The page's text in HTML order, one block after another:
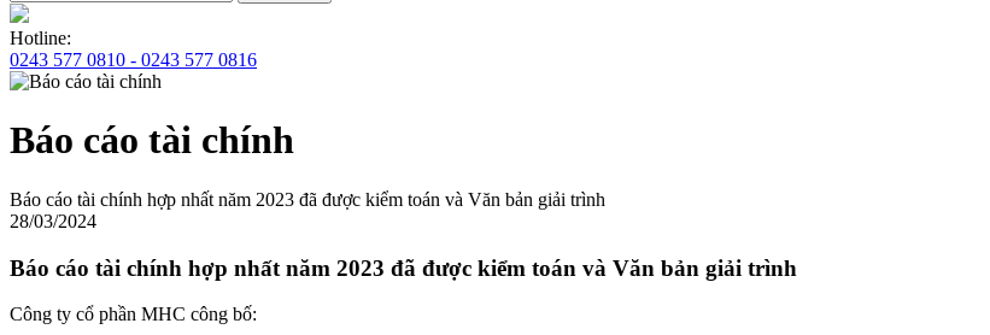
Hotline:
0243 577 0810 - 0243 577 0816
Báo cáo tài chính
Báo cáo tài chính hợp nhất năm 2023 đã được kiểm toán và Văn bản giải trình
28/03/2024
Báo cáo tài chính hợp nhất năm 2023 đã được kiểm toán và Văn bản giải trình
Công ty cổ phần MHC công bố: